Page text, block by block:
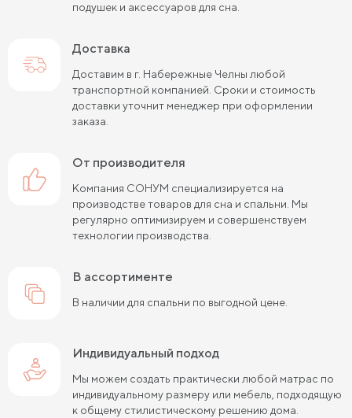
подушек и аксессуаров для сна.
Доставка
Доставим в г. Набережные Челны любой
транспортной компанией. Сроки и стоимость
доставки уточнит менеджер при оформлении
заказа.
от производителя
Компания СОНУМ специализируется на
производстве товаров для сна и спальни. Мы
регулярно оптимизируем и совершенствуем
технологии производства.
в ассортименте
В наличии для спальни по выгодной цене.
Индивидуальный подход
Мы можем создать практически любой матрас по
индивидуальному размеру или мебель, подходящую
к общему стилистическому решению дома.